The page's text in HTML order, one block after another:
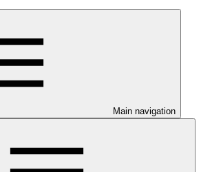
Main navigation